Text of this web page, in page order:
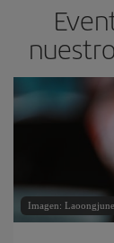
Imagen: Laoongjune